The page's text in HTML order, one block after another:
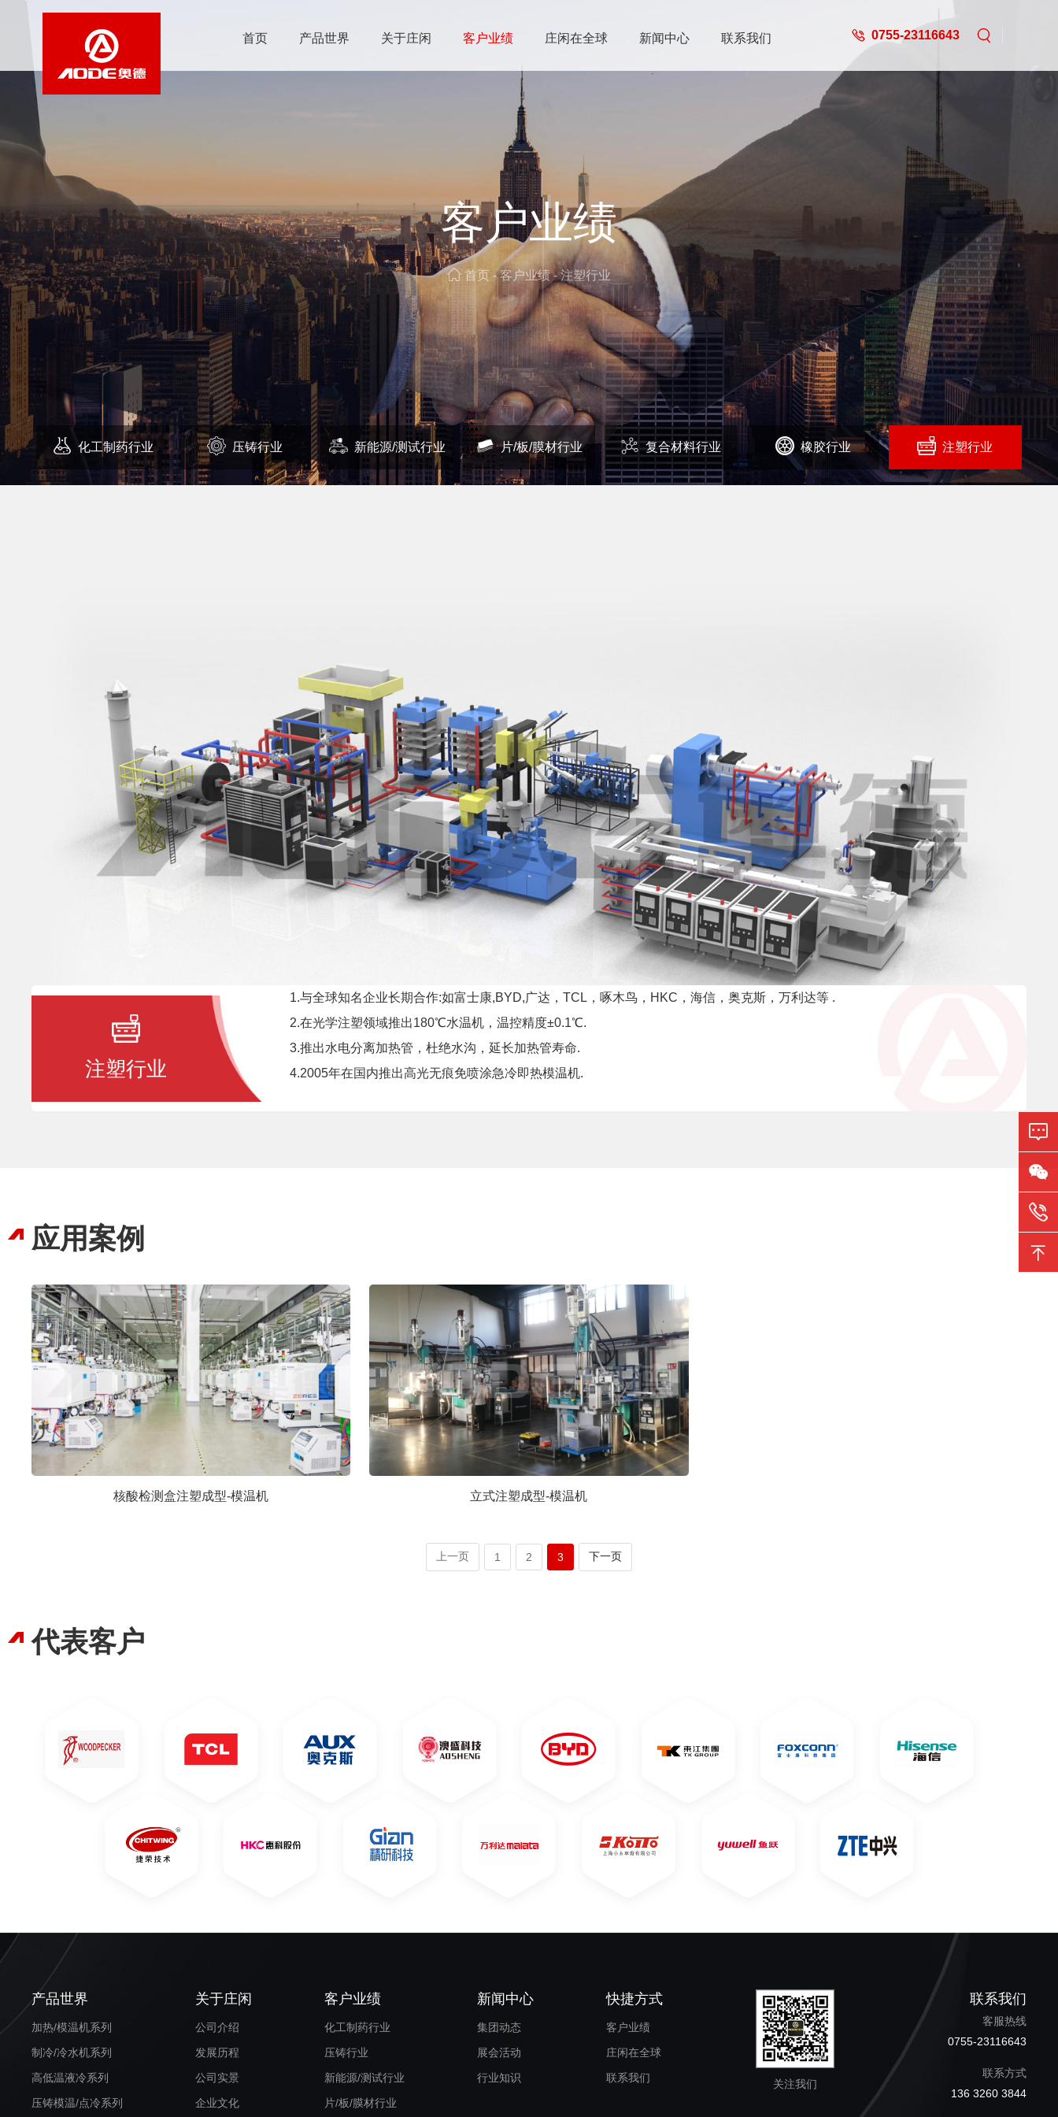
首页 产品世界 关于庄闲 客户业绩 庄闲在全球 新闻中心 联系我们 0755-23116643
客户业绩
首页-客户业绩-注塑行业
化工制药行业 压铸行业 新能源/测试行业 片/板/膜材行业 复合材料行业 橡胶行业 注塑行业
注塑行业
1.与全球知名企业长期合作:如富士康,BYD,广达， TCL， 啄木鸟，HKC，海信，奥克斯，万利达等 .
2.在光学注塑领域推出180℃水温机，温控精度±0.1℃.
3.推出水电分离加热管，杜绝水沟，延长加热管寿命.
4.2005年在国内推出高光无痕免喷涂急冷即热模温机.
应用案例
核酸检测盒注塑成型-模温机 立式注塑成型-模温机
上一页 1 2 3 下一页
代表客户
产品世界
加热/模温机系列
制冷/冷水机系列
高低温液冷系列
压铸模温/点冷系列
关于庄闲
公司介绍
发展历程
公司实景
企业文化
客户业绩
化工制药行业
压铸行业
新能源/测试行业
片/板/膜材行业
新闻中心
集团动态
展会活动
行业知识
快捷方式
客户业绩
庄闲在全球
联系我们
关注我们
联系我们
客服热线
0755-23116643
联系方式
136 3260 3844